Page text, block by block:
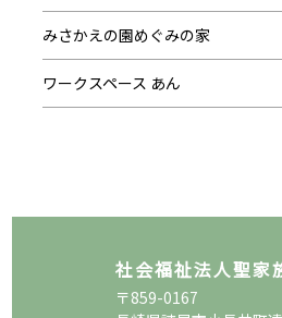
みさかえの園めぐみの家
ワークスペース あん
社会福祉法人聖家
〒859-0167